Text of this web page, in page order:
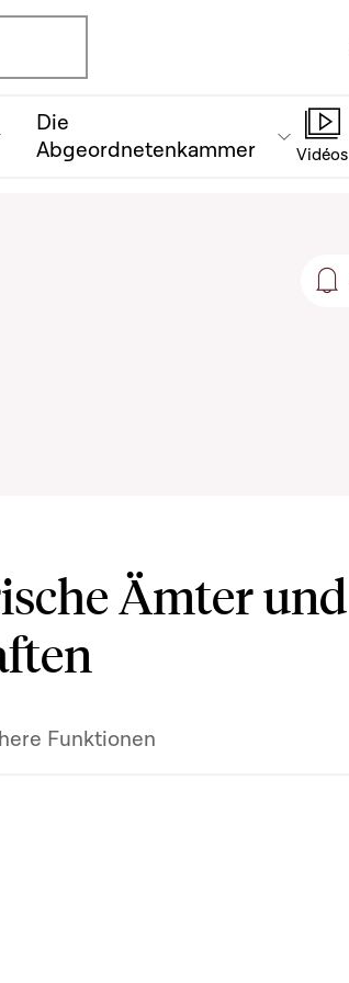
Die
Abgeordnetenkammer
Vidéos
Ämter und
Funktionen